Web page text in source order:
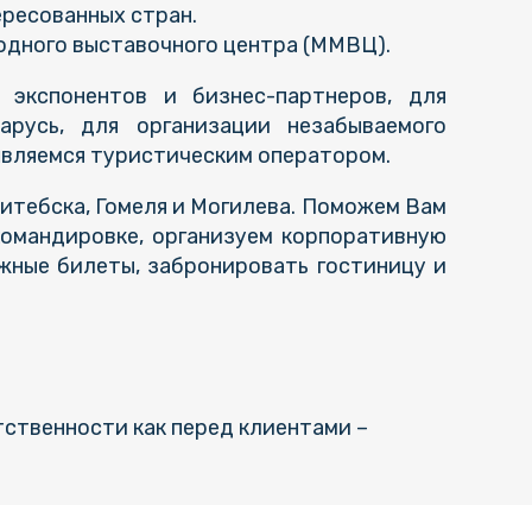
стран.
выставочного центра (ММВЦ).
и бизнес-партнеров, для
для организации незабываемого
туристическим оператором.
Гомеля и Могилева. Поможем Вам
организуем корпоративную
билеты, забронировать гостиницу и
как перед клиентами –